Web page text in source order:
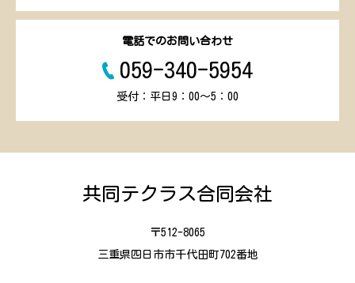
電話でのお問い合わせ
059-340-5954
受付：平日9：00～5：00
共同テクラス合同会社
〒512-8065
三重県四日市市千代田町702番地